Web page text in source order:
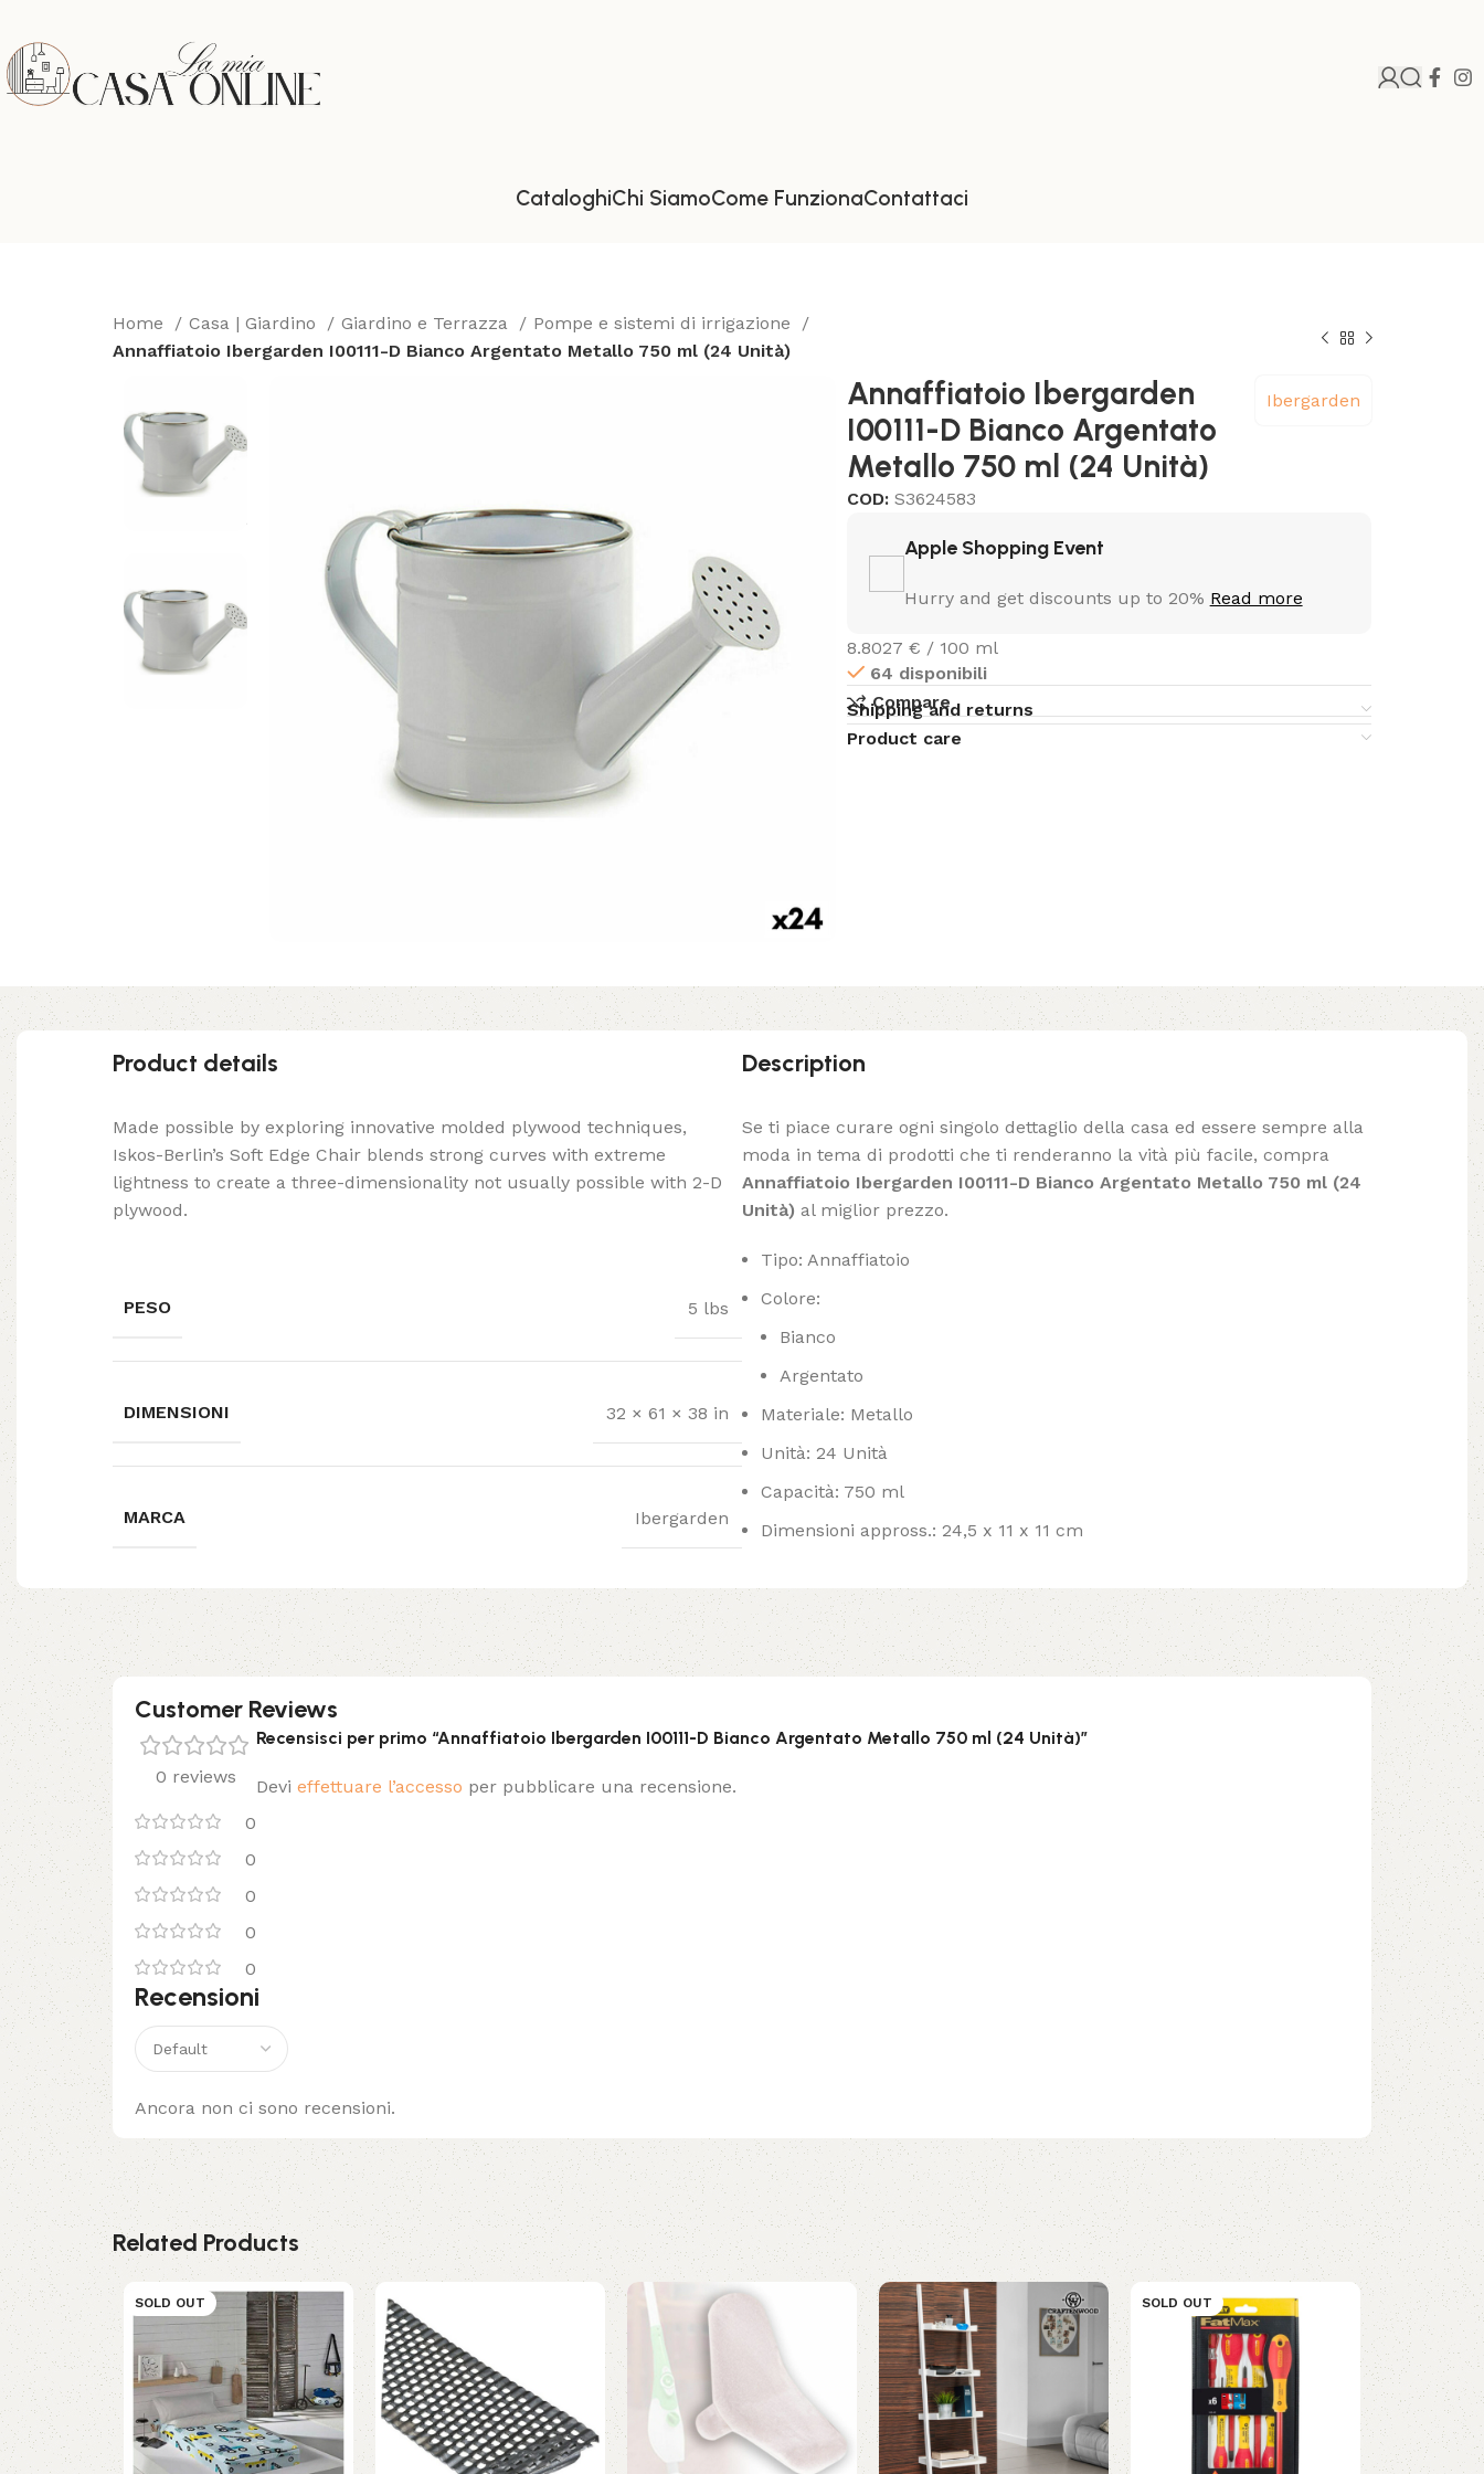
CataloghiChi SiamoCome FunzionaContattaci
Home Casa | Giardino Giardino e Terrazza
Pompe e sistemi di irrigazione
Annaffiatoio Ibergarden I00111-D Bianco Argentato Metallo 750 ml (24 Unità)
Annaffiatoio Ibergarden
I00111-D Bianco Argentato
Metallo 750 ml (24 Unità)
Ibergarden
COD: S3624583
Apple Shopping Event
Hurry and get discounts up to 20% Read more
8.8027 € / 100 ml
64 disponibili
Compare
Shipping and returns
Product care
Product details
Made possible by exploring innovative molded plywood techniques,
Iskos-Berlin’s Soft Edge Chair blends strong curves with extreme
lightness to create a three-dimensionality not usually possible with 2-D
plywood.
PESO 5 lbs
DIMENSIONI 32 × 61 × 38 in
MARCA Ibergarden
Description
Se ti piace curare ogni singolo dettaglio della casa ed essere sempre alla
moda in tema di prodotti che ti renderanno la vità più facile, compra
Annaffiatoio Ibergarden I00111-D Bianco Argentato Metallo 750 ml (24
Unità) al miglior prezzo.
Tipo: Annaffiatoio
Colore:
Bianco
Argentato
Materiale: Metallo
Unità: 24 Unità
Capacità: 750 ml
Dimensioni appross.: 24,5 x 11 x 11 cm
Customer Reviews
0 reviews
0
0
0
0
0
Recensioni
Ancora non ci sono recensioni.
Recensisci per primo “Annaffiatoio Ibergarden I00111-D Bianco Argentato Metallo 750 ml (24 Unità)”
Devi effettuare l’accesso per pubblicare una recensione.
Related Products
SOLD OUT SOLD OUT SOLD OUT